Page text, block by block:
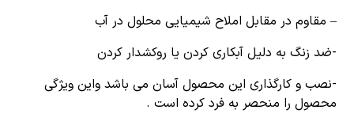
– مقاوم در مقابل املاح شیمیایی محلول در آب
-ضد زنگ به دلیل آبکاری کردن یا روکشدار کردن
-نصب و کارگذاری این محصول آسان می باشد واین ویژگی
محصول را منحصر به فرد کرده است .